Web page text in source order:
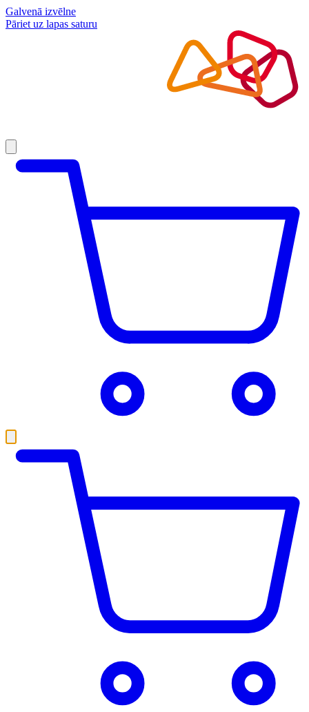
Galvenā izvēlne
Pāriet uz lapas saturu